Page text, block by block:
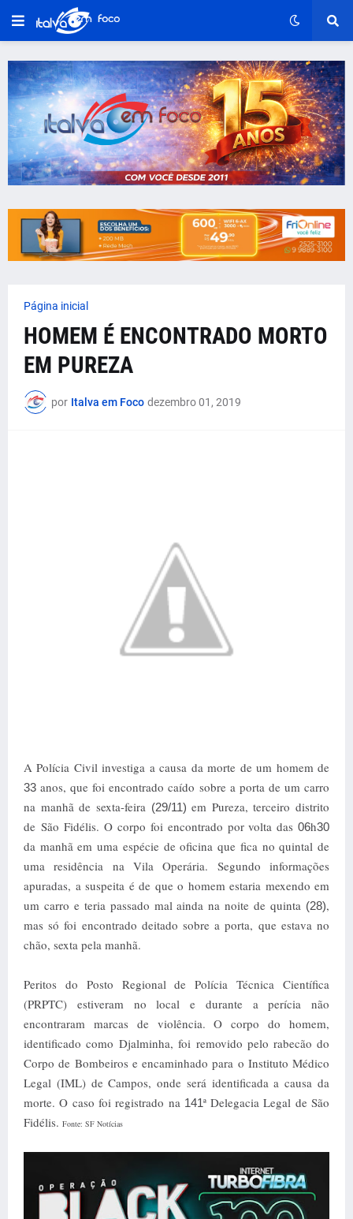
Página inicial
HOMEM É ENCONTRADO MORTO
EM PUREZA
por Italva em Foco dezembro 01, 2019
A Polícia Civil investiga a causa da morte de um homem de
33 anos, que foi encontrado caído sobre a porta de um carro
na manhã de sexta-feira (29/11) em Pureza, terceiro distrito
de São Fidélis. O corpo foi encontrado por volta das 06h30
da manhã em uma espécie de oficina que fica no quintal de
uma residência na Vila Operária. Segundo informações
apuradas, a suspeita é de que o homem estaria mexendo em
um carro e teria passado mal ainda na noite de quinta (28),
mas só foi encontrado deitado sobre a porta, que estava no
chão, sexta pela manhã.
Peritos do Posto Regional de Polícia Técnica Científica
(PRPTC) estiveram no local e durante a perícia não
encontraram marcas de violência. O corpo do homem,
identificado como Djalminha, foi removido pelo rabecão do
Corpo de Bombeiros e encaminhado para o Instituto Médico
Legal (IML) de Campos, onde será identificada a causa da
morte. O caso foi registrado na 141ª Delegacia Legal de São
Fidélis. Fonte: SF Notícias